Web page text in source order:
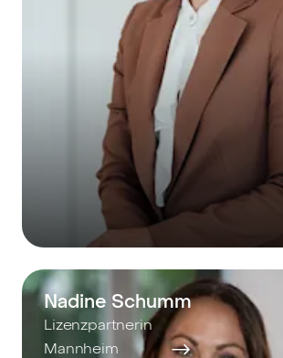
Nadine Schumm
Lizenzpartnerin
Mannheim